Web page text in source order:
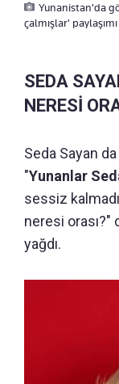
Yunanistan'da
çalmışlar'
SEDA
NERESİ
Seda Sayan
"Yunanlar
sessiz
neresi orası?"
yağdı.